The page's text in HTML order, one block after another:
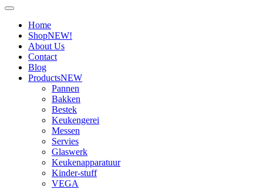
Home
ShopNEW!
About Us
Contact
Blog
ProductsNEW
Pannen
Bakken
Bestek
Keukengerei
Messen
Servies
Glaswerk
Keukenapparatuur
Kinder-stuff
VEGA